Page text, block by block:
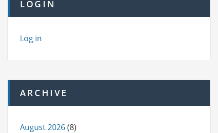
LOGIN
Log in
ARCHIVE
August 2026(8)